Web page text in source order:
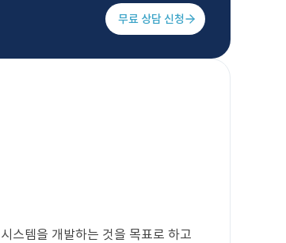
무료 상담 신청
스템을 개발하는 것을 목표로 하고